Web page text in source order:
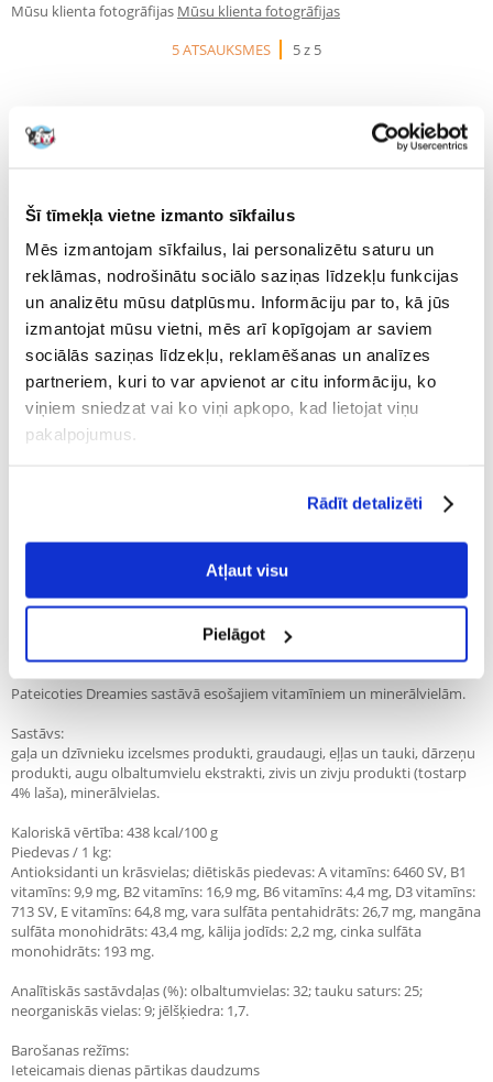
Šī tīmekļa vietne izmanto sīkfailus
Mēs izmantojam sīkfailus, lai personalizētu saturu un
reklāmas, nodrošinātu sociālo saziņas līdzekļu funkcijas
un analizētu mūsu datplūsmu. Informāciju par to, kā jūs
izmantojat mūsu vietni, mēs arī kopīgojam ar saviem
sociālās saziņas līdzekļu, reklamēšanas un analīzes
partneriem, kuri to var apvienot ar citu informāciju, ko
viņiem sniedzat vai ko viņi apkopo, kad lietojat viņu
pakalpojumus.
Rādīt detalizēti
Atļaut visu
Pielāgot
Mūsu klienta fotogrāfijas Mūsu klienta fotogrāfijas
5 ATSAUKSMES
5 z 5
Recommend
100% KLIENTU IESAKA ŠO PRODUKTU
UZRAKSTĪT ATSAUKSMI
Apraksts
Dreamies ar gardu lasi ir lieliska ideja, lai pārsteigtu savu kaķu draugu.
un minerālvielu avots, un viena pastētīte satur tikai 2 kcal. Dodot kaķim
Dreamies, jūs rūpējaties par tā veselību un vitalitāti. Šis kārums
Ieguvumi, ko dod kaķa barošana ar Dreamies with Delicious Salmon:
- Bez mākslīgiem aromatizētājiem
Sastāvs bez mākslīgiem aromatizētājiem.
Viena Dreamies sīkdatne satur tikai 2 kcal.
- Veselība un vitalitāte
Pateicoties Dreamies sastāvā esošajiem vitamīniem un minerālvielām.
Sastāvs:
gaļa un dzīvnieku izcelsmes produkti, graudaugi, eļļas un tauki, dārzeņu
produkti, augu olbaltumvielu ekstrakti, zivis un zivju produkti (tostarp
4% laša), minerālvielas.
Kaloriskā vērtība: 438 kcal/100 g
Piedevas / 1 kg:
Antioksidanti un krāsvielas; diētiskās piedevas: A vitamīns: 6460 SV, B1
vitamīns: 9,9 mg, B2 vitamīns: 16,9 mg, B6 vitamīns: 4,4 mg, D3 vitamīns:
713 SV, E vitamīns: 64,8 mg, vara sulfāta pentahidrāts: 26,7 mg, mangāna
sulfāta monohidrāts: 43,4 mg, kālija jodīds: 2,2 mg, cinka sulfāta
monohidrāts: 193 mg.
Analītiskās sastāvdaļas (%): olbaltumvielas: 32; tauku saturs: 25;
neorganiskās vielas: 9; jēlšķiedra: 1,7.
Barošanas režīms:
Ieteicamais dienas pārtikas daudzums